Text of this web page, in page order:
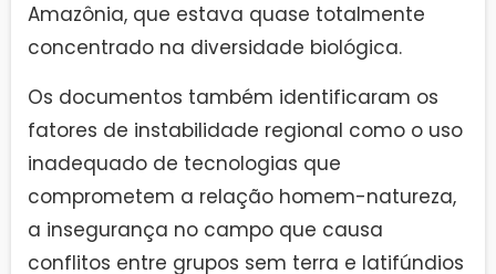
Amazônia, que estava quase totalmente
concentrado na diversidade biológica.
Os documentos também identificaram os
fatores de instabilidade regional como o uso
inadequado de tecnologias que
comprometem a relação homem-natureza,
a insegurança no campo que causa
conflitos entre grupos sem terra e latifúndios